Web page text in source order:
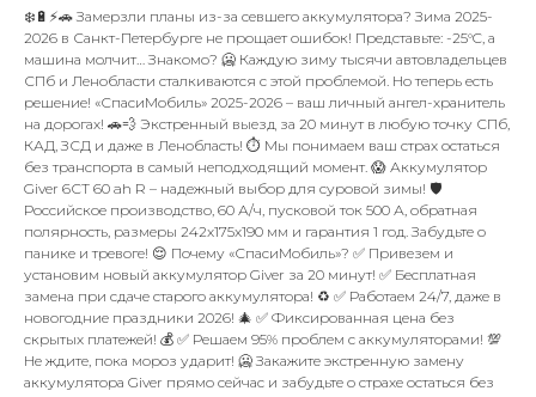
❄️🔋⚡🚗 Замерзли планы из-за севшего аккумулятора? Зима 2025-
2026 в Санкт-Петербурге не прощает ошибок! Представьте: -25°C, а
машина молчит… Знакомо? 🥶 Каждую зиму тысячи автовладельцев
СПб и Ленобласти сталкиваются с этой проблемой. Но теперь есть
решение! «СпасиМобиль» 2025-2026 – ваш личный ангел-хранитель
на дорогах! 🚗💨 Экстренный выезд за 20 минут в любую точку СПб,
КАД, ЗСД и даже в Ленобласть! ⏱️ Мы понимаем ваш страх остаться
без транспорта в самый неподходящий момент. 😱 Аккумулятор
Giver 6СТ 60 ah R – надежный выбор для суровой зимы! 🛡️
Российское производство, 60 А/ч, пусковой ток 500 А, обратная
полярность, размеры 242x175x190 мм и гарантия 1 год. Забудьте о
панике и тревоге! 😌 Почему «СпасиМобиль»? ✅ Привезем и
установим новый аккумулятор Giver за 20 минут! ✅ Бесплатная
замена при сдаче старого аккумулятора! ♻️ ✅ Работаем 24/7, даже в
новогодние праздники 2026! 🎄 ✅ Фиксированная цена без
скрытых платежей! 💰 ✅ Решаем 95% проблем с аккумуляторами! 💯
Не ждите, пока мороз ударит! 🥶 Закажите экстренную замену
аккумулятора Giver прямо сейчас и забудьте о страхе остаться без